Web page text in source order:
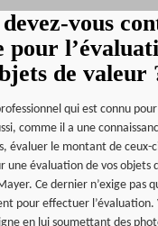
vous
de valeur
qui est connu
comme il a une
évaluer le montant de ceux-
une évaluation de vos objets
Ce dernier n’exige pas
pour effectuer l’évaluation.
en lui soumettant des